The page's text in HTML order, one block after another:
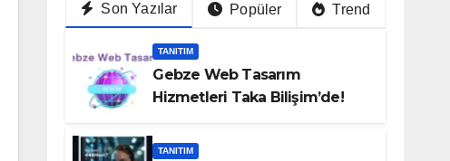
Son Yazılar Popüler Trend
TANITIM
Gebze Web Tasarım
Hizmetleri Taka Bilişim’de!
TANITIM